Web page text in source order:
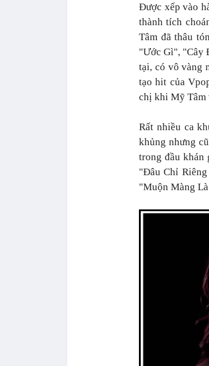
Được xếp vào
thành tích
Tâm đã thâu
"Ước Gì", "Cây
tại, có vô vàng
tạo hit của
chị khi Mỹ Tâm
Rất nhiều ca
khủng nhưng
trong đầu khán
"Đâu Chỉ
"Muộn Màng